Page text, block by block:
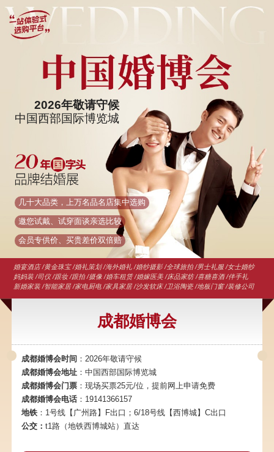
2026年敬请守候
中国西部国际博览城
几十大品类，上万名品名店集中选购
邀您试戴、试穿面谈亲选比较
会员专供价、买贵差价双倍赔
婚宴酒店 /黄金珠宝 /婚礼策划 /海外婚礼 /婚纱摄影 /全球旅拍 /男士礼服 /女士婚纱
妈妈装 /司仪 /跟妆 /跟拍 /摄像 /婚车租赁 /婚嫁医美 /床品家纺 /喜糖喜酒 /伴手礼
新婚家装 /智能家居 /家电厨电 /家具家居 /沙发软床 /卫浴陶瓷 /地板门窗 /装修公司
成都婚博会
成都婚博会时间 ：2026年敬请守候
成都婚博会地址 ：中国西部国际博览城
成都婚博会门票 ：现场买票25元/位，提前网上申请免费
成都婚博会电话 ：19141366157
地铁 ：1号线【广州路】F出口；6/18号线【西博城】C出口
公交：t1路（地铁西博城站）直达